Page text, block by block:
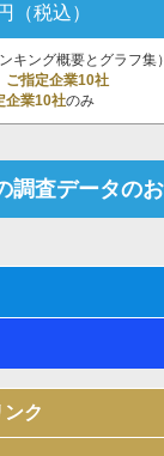
（税込）
キング概要とグラフ集）
ご指定企業10社
企業10社のみ
ク